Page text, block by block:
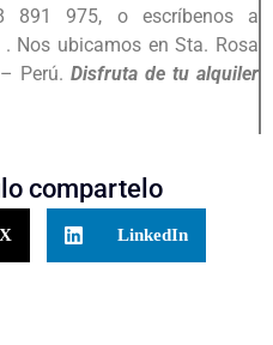
975, o escríbenos a
. Nos ubicamos en Sta. Rosa
Perú. Disfruta de tu alquiler
compartelo
X LinkedIn